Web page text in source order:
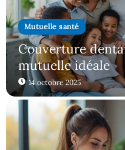
Mutuelle santé
Couverture
mutuelle idéale
14 octobre 2025